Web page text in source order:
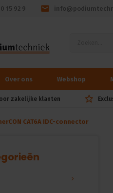
15 92 9
Over ons Webshop
zakelijke klanten
CAT6A IDC-connector